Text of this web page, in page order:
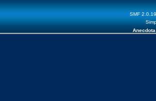
SMF 2.0.19
Anecdota